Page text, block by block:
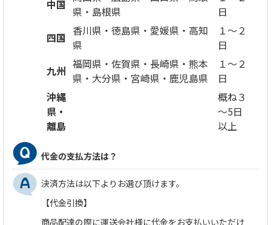
中国 県・島根県
日
四国 香川県・徳島県・愛媛県・高知
県
１～２
日
九州 福岡県・佐賀県・長崎県・熊本
県・大分県・宮崎県・鹿児島県
１～２
日
沖縄
県・
離島
概ね３
～5日
以上
代金の支払方法は？
決済方法は以下よりお選び頂けます。
【代金引換】
商品配達の際に運送会社様に代金をお支払いいただけ